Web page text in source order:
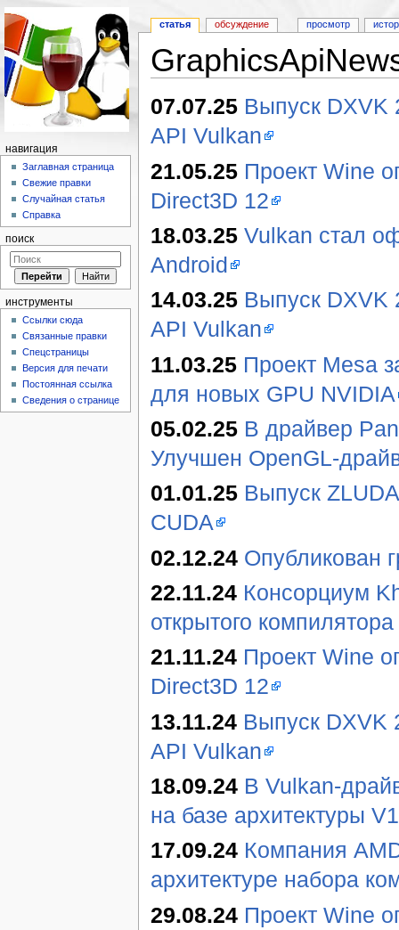
07.07.25 Выпуск DXVK
API Vulkan
21.05.25 Проект Wine
Direct3D 12
18.03.25 Vulkan стал
Android
14.03.25 Выпуск DXVK
API Vulkan
11.03.25 Проект Mesa
для новых GPU NVIDIA
05.02.25 В драйвер
Улучшен OpenGL-
01.01.25 Выпуск
CUDA
02.12.24 Опубликован
22.11.24 Консорциум
открытого
21.11.24 Проект Wine
Direct3D 12
13.11.24 Выпуск DXVK
API Vulkan
18.09.24 В Vulkan-
на базе архитектуры
17.09.24 Компания
архитектуре набора
29.08.24 Проект Wine
статья обсуждение просмотр
навигация
Заглавная страница
Свежие правки
Случайная статья
Справка
поиск
инструменты
Ссылки сюда
Связанные правки
Спецстраницы
Версия для печати
Постоянная ссылка
Сведения о странице